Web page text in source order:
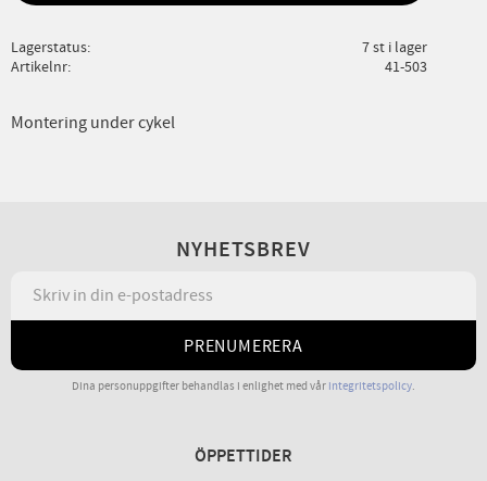
Lagerstatus
7 st i lager
Artikelnr
41-503
Montering under cykel
NYHETSBREV
PRENUMERERA
Dina personuppgifter behandlas i enlighet med vår integritetspolicy.
ÖPPETTIDER